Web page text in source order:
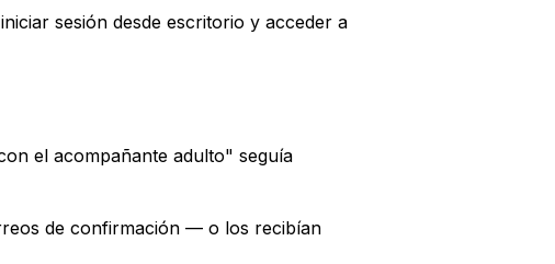
sesión desde escritorio y acceder a
el acompañante adulto" seguía
de confirmación — o los recibían